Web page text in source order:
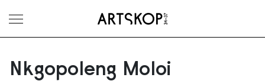
Ouvrir le menu
Nkgopoleng Moloi